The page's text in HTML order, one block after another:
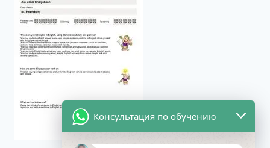
Консультация по обучению